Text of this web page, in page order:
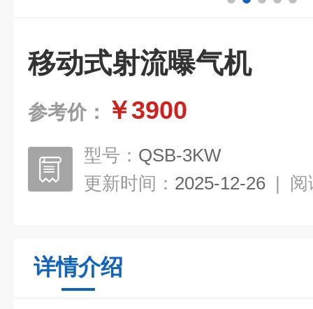
移动式射流曝气机
参考价： ￥3900
型号： QSB-3KW
更新时间： 2025-12-26 | 阅
详情介绍